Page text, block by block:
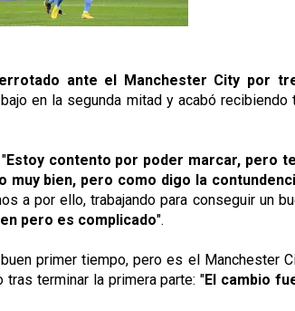
ante el Manchester City por
en la segunda mitad y acabó
Estoy contento por poder marcar, pero
muy bien, pero como digo la
por ello, trabajando para conseguir un
pero es complicado".
primer tiempo, pero es el Manchester
tras terminar la primera parte: "El cambio